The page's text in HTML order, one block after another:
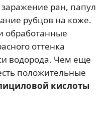
ран, папул
рубцов на коже.
обработанные
оттенка
водорода. Чем еще
положительные
кислоты